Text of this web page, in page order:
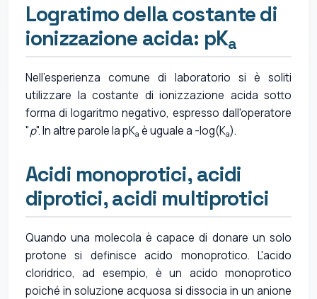
Logratimo della costante di
ionizzazione acida: pKa
Nell'esperienza comune di laboratorio si è soliti
utilizzare la costante di ionizzazione acida sotto
forma di logaritmo negativo, espresso dall'operatore
"p". In altre parole la pKa è uguale a -log(Ka).
Acidi monoprotici, acidi
diprotici, acidi multiprotici
Quando una molecola è capace di donare un solo
protone si definisce acido monoprotico. L'acido
cloridrico, ad esempio, è un acido monoprotico
poiché in soluzione acquosa si dissocia in un anione